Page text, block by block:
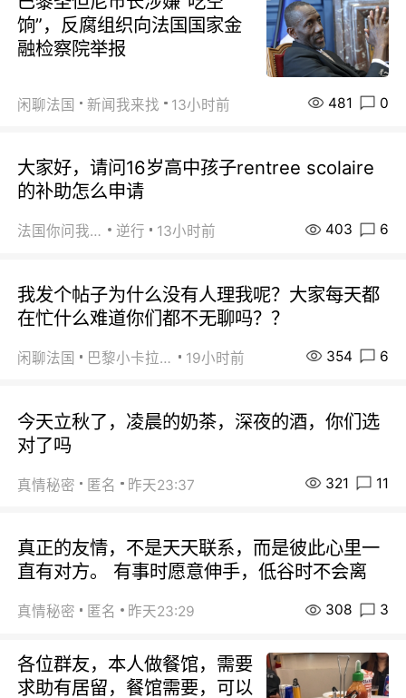
饷”，反腐组织向法国国家金
融检察院举报
闲聊法国 新闻我来找 13小时前 481 0
大家好，请问16岁高中孩子rentree scolaire
的补助怎么申请
法国你问我答 逆行 13小时前 403 6
我发个帖子为什么没有人理我呢？大家每天都
在忙什么难道你们都不无聊吗？？
闲聊法国 巴黎小卡拉咪 19小时前 354 6
今天立秋了，凌晨的奶茶，深夜的酒，你们选
对了吗
真情秘密 匿名 昨天23:37 321 11
真正的友情，不是天天联系，而是彼此心里一
直有对方。 有事时愿意伸手，低谷时不会离
真情秘密 匿名 昨天23:29 308 3
各位群友，本人做餐馆，需要
求助有居留，餐馆需要，可以